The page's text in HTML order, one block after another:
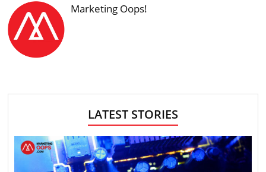
Marketing Oops!
LATEST STORIES